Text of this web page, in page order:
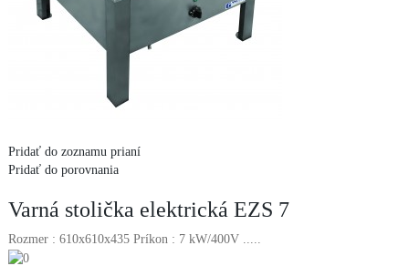
Pridať do zoznamu prianí
Pridať do porovnania
Varná stolička elektrická EZS 7
Rozmer : 610x610x435 Príkon : 7 kW/400V .....